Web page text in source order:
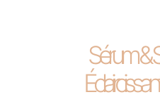
Sérum &